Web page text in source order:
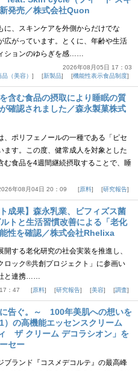
発売／株式会社Quon
、スキンケアを外側からだけでな
広がっています。とくに、年齢や生活
ションのゆらぎを感……
2026年08月05日 17：03
（美容） 新製品 機能性表示食品制度
含む食品の摂取により睡眠の質
確認されました／森永製菓株式
、ポリフェノールの一種である「ピセ
ます。この度、健常成人を対象とした
む食品を4週間継続摂取することで、睡
年08月04日 20：09 原料 研究報告
成果】森永乳業、ビフィズス菌
トと生活習慣改善による「老化
性を確認／株式会社Rhelixa
する老化研究の社会実装を推進し、
ロック®共創プロジェクト」に参画い
と連携……
：47 原料 研究報告 美容 調査
告ぐ。～ 100年美肌への想いを
の高機能エッセンスクリーム
ザ クリーム デコラシオン」を
セー
ブランド『コスメデコルテ』の最高峰